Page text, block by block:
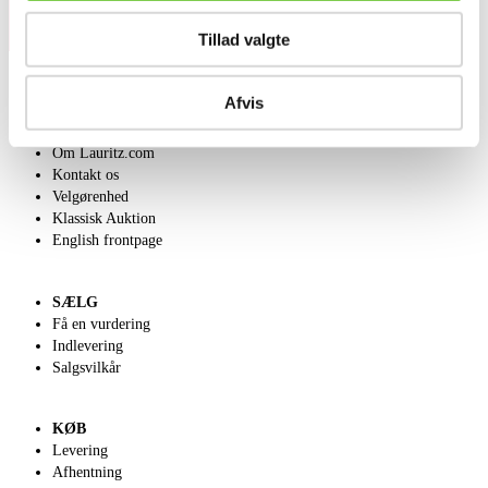
Tillad valgte
Afvis
OM OS
Om Lauritz.com
Kontakt os
Velgørenhed
Klassisk Auktion
English frontpage
SÆLG
Få en vurdering
Indlevering
Salgsvilkår
KØB
Levering
Afhentning